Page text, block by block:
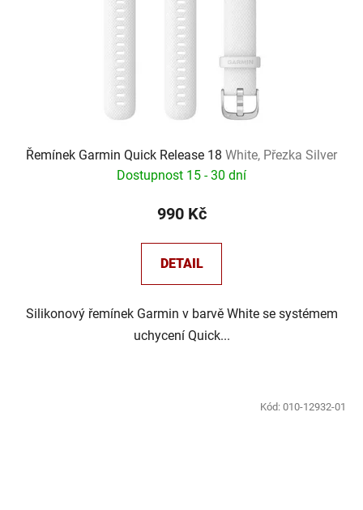
Řemínek Garmin Quick Release 18 White, Přezka Silver
Dostupnost 15 - 30 dní
990 Kč
DETAIL
Silikonový řemínek Garmin v barvě White se systémem
uchycení Quick...
Kód: 010-12932-01